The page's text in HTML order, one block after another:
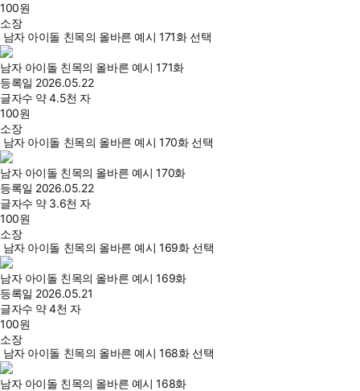
100원
소장
남자 아이돌 친목의 올바른 예시 171화 선택
남자 아이돌 친목의 올바른 예시 171화
등록일 2026.05.22
글자수 약 4.5천 자
100원
소장
남자 아이돌 친목의 올바른 예시 170화 선택
남자 아이돌 친목의 올바른 예시 170화
등록일 2026.05.22
글자수 약 3.6천 자
100원
소장
남자 아이돌 친목의 올바른 예시 169화 선택
남자 아이돌 친목의 올바른 예시 169화
등록일 2026.05.21
글자수 약 4천 자
100원
소장
남자 아이돌 친목의 올바른 예시 168화 선택
남자 아이돌 친목의 올바른 예시 168화